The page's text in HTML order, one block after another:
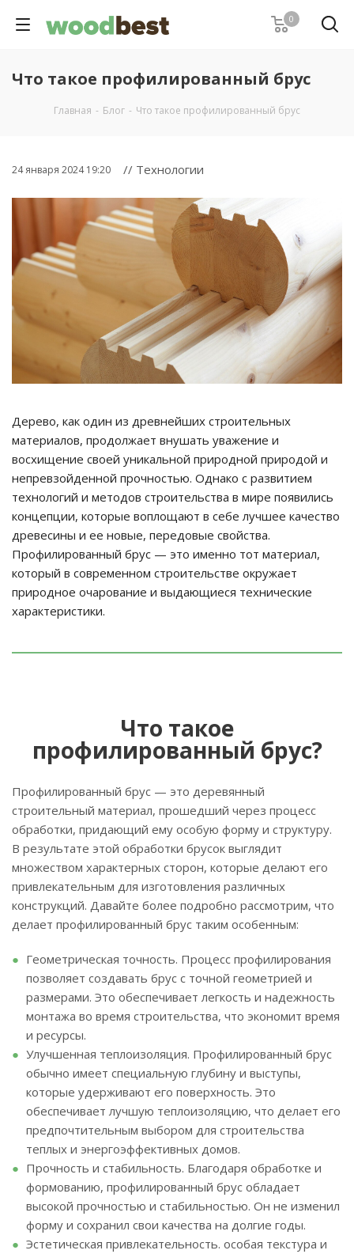
0
Что такое профилированный брус
Главная - Блог - Что такое профилированный брус
24 января 2024 19:20 // Технологии
Дерево, как один из древнейших строительных
материалов, продолжает внушать уважение и
восхищение своей уникальной природной природой и
непревзойденной прочностью. Однако с развитием
технологий и методов строительства в мире появились
концепции, которые воплощают в себе лучшее качество
древесины и ее новые, передовые свойства.
Профилированный брус — это именно тот материал,
который в современном строительстве окружает
природное очарование и выдающиеся технические
характеристики.
Что такое
профилированный брус?
Профилированный брус — это деревянный
строительный материал, прошедший через процесс
обработки, придающий ему особую форму и структуру.
В результате этой обработки брусок выглядит
множеством характерных сторон, которые делают его
привлекательным для изготовления различных
конструкций. Давайте более подробно рассмотрим, что
делает профилированный брус таким особенным:
Геометрическая точность. Процесс профилирования
позволяет создавать брус с точной геометрией и
размерами. Это обеспечивает легкость и надежность
монтажа во время строительства, что экономит время
и ресурсы.
Улучшенная теплоизоляция. Профилированный брус
обычно имеет специальную глубину и выступы,
которые удерживают его поверхность. Это
обеспечивает лучшую теплоизоляцию, что делает его
предпочтительным выбором для строительства
теплых и энергоэффективных домов.
Прочность и стабильность. Благодаря обработке и
формованию, профилированный брус обладает
высокой прочностью и стабильностью. Он не изменил
форму и сохранил свои качества на долгие годы.
Эстетическая привлекательность. особая текстура и